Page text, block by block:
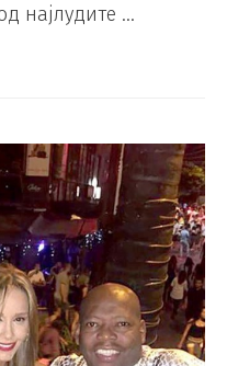
најлудите …